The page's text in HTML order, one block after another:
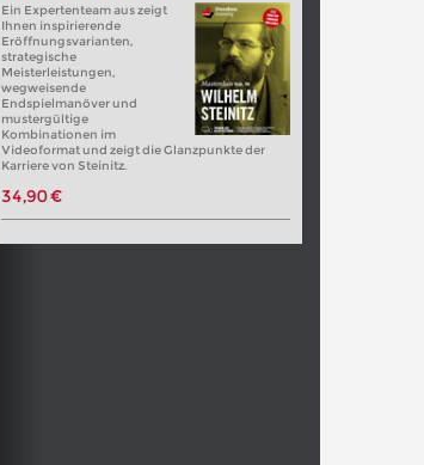
Ein Expertenteam aus zeigt
Ihnen inspirierende
Eröffnungsvarianten,
strategische
Meisterleistungen,
wegweisende
Endspielmanöver und
mustergültige
Kombinationen im
Videoformat und zeigt die Glanzpunkte der
Karriere von Steinitz.
34,90 €